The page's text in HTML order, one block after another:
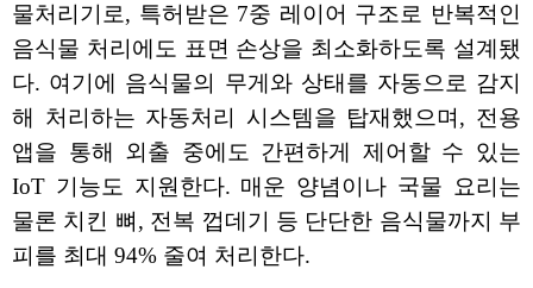
물처리기로, 특허받은 7중 레이어 구조로 반복적인
음식물 처리에도 표면 손상을 최소화하도록 설계됐
다. 여기에 음식물의 무게와 상태를 자동으로 감지
해 처리하는 자동처리 시스템을 탑재했으며, 전용
앱을 통해 외출 중에도 간편하게 제어할 수 있는
IoT 기능도 지원한다. 매운 양념이나 국물 요리는
물론 치킨 뼈, 전복 껍데기 등 단단한 음식물까지 부
피를 최대 94% 줄여 처리한다.